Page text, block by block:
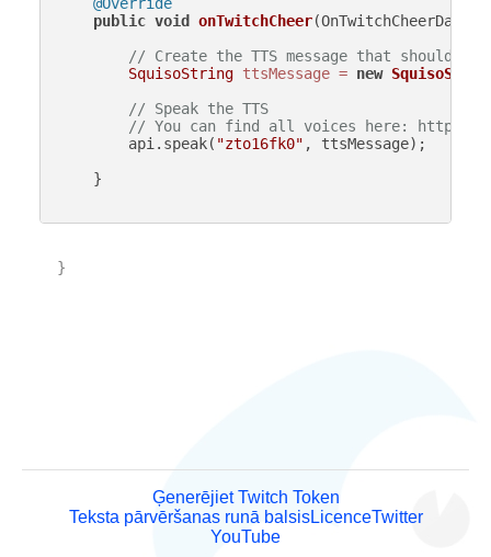
public void onTwitchCheer
// Create the TTS message that should be
SquisoString ttsMessage = new
// Speak the TTS
// You can find all voices here: https://
        api.speak(
"zto16fk0" , ttsMessage);
    }
}
Ģenerējiet Twitch Token
Teksta pārvēršanas runā balsisLicenceTwitter
YouTube